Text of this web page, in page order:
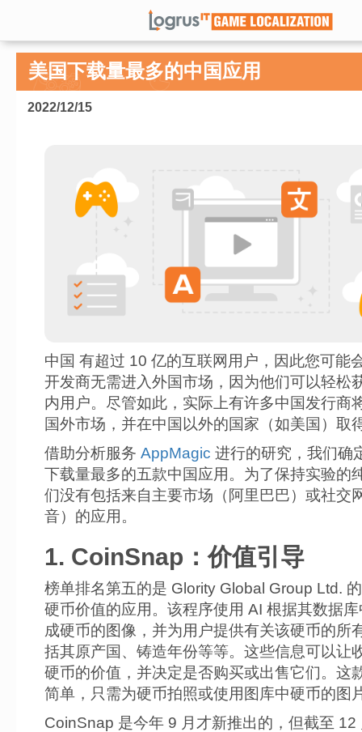
美国下载量最多的中国应用
2022/12/15
中国 有超过 10 亿的互联网用户，因此您可能
开发商无需进入外国市场，因为他们可以轻松
内用户。尽管如此，实际上有许多中国发行商
国外市场，并在中国以外的国家（如美国）取
借助分析服务 AppMagic 进行的研究，我们确
下载量最多的五款中国应用。为了保持实验的
们没有包括来自主要市场（阿里巴巴）或社交
音）的应用。
1. CoinSnap：价值引导
榜单排名第五的是 Glority Global Group Ltd.
硬币价值的应用。该程序使用 AI 根据其数据
成硬币的图像，并为用户提供有关该硬币的所
括其原产国、铸造年份等等。这些信息可以让
硬币的价值，并决定是否购买或出售它们。这
简单，只需为硬币拍照或使用图库中硬币的图
CoinSnap 是今年 9 月才新推出的，但截至 12